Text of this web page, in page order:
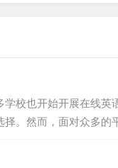
校也开始开展在线英
。然而，面对众多的
南，帮助你驾驭在线
目标。你是想提高口